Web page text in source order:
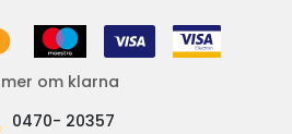
mer om klarna
0470- 20357